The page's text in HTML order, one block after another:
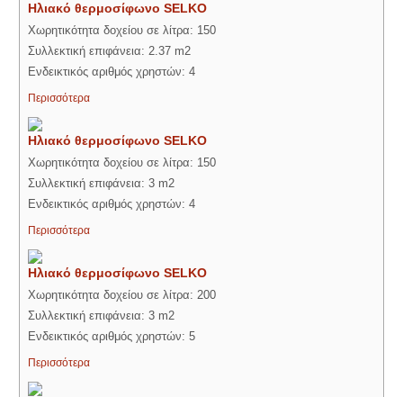
Ηλιακό θερμοσίφωνο SELKO
Χωρητικότητα δοχείου σε λίτρα: 150
Συλλεκτική επιφάνεια: 2.37 m2
Ενδεικτικός αριθμός χρηστών: 4
Περισσότερα
Ηλιακό θερμοσίφωνο SELKO
Χωρητικότητα δοχείου σε λίτρα: 150
Συλλεκτική επιφάνεια: 3 m2
Ενδεικτικός αριθμός χρηστών: 4
Περισσότερα
Ηλιακό θερμοσίφωνο SELKO
Χωρητικότητα δοχείου σε λίτρα: 200
Συλλεκτική επιφάνεια: 3 m2
Ενδεικτικός αριθμός χρηστών: 5
Περισσότερα